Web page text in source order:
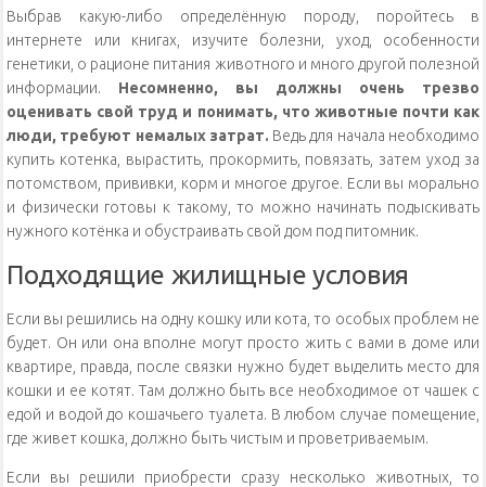
Выбрав какую-либо определённую породу, поройтесь в
интернете или книгах, изучите болезни, уход, особенности
генетики, о рационе питания животного и много другой полезной
информации. Несомненно, вы должны очень трезво
оценивать свой труд и понимать, что животные почти как
люди, требуют немалых затрат. Ведь для начала необходимо
купить котенка, вырастить, прокормить, повязать, затем уход за
потомством, прививки, корм и многое другое. Если вы морально
и физически готовы к такому, то можно начинать подыскивать
нужного котёнка и обустраивать свой дом под питомник.
Подходящие жилищные условия
Если вы решились на одну кошку или кота, то особых проблем не
будет. Он или она вполне могут просто жить с вами в доме или
квартире, правда, после связки нужно будет выделить место для
кошки и ее котят. Там должно быть все необходимое от чашек с
едой и водой до кошачьего туалета. В любом случае помещение,
где живет кошка, должно быть чистым и проветриваемым.
Если вы решили приобрести сразу несколько животных, то